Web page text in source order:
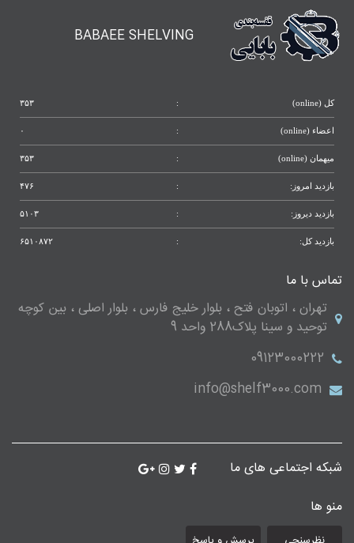
BABAEE SHELVING
کل (online) : ۳۵۳
اعضاء (online) : ۰
میهمان (online) : ۳۵۳
بازدید امروز: : ۴۷۶
بازدید دیروز: : ۵۱۰۳
بازدید کل: : ۶۵۱۰۸۷۲
تماس با ما
تهران ، اتوبان فتح ، بلوار خلیج فارس ، بلوار اصلی ، بین کوچه
توحید و سینا پلاک288 واحد 9
09123000222
info@shelf3000.com
شبکه اجتماعی های ما
منو ها